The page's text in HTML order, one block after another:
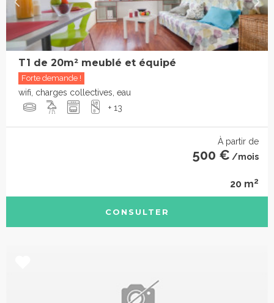
T1 de 20m² meublé et équipé
Forte demande !
wifi, charges collectives, eau
+ 13
À partir de
500 € /mois
20 m2
CONSULTER